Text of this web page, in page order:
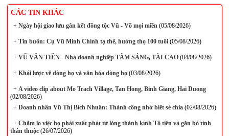
CÁC TIN KHÁC
+Ngày hội giao lưu gắn kết đồng tộc Vũ - Võ mọi miền(05/08/2026)
+Tin buồn: Cụ Vũ Minh Chính tạ thế, hưởng thọ 100 tuổi(05/08/2026)
+VŨ VĂN TIỀN - Nhà doanh nghiệp TÂM SÁNG, TÀI CAO(04/08/2026)
+Khái lược về dòng họ và văn hóa dòng họ(03/08/2026)
+A video clip about Mo Trach Village, Tan Hong, Binh Giang, Hai Duong
(02/08/2026)
+Doanh nhân Vũ Thị Bích Nhuần: Thành công nhờ biết sẻ chia(02/08/2026)
+Chăm lo việc họ phải xuất phát từ lòng thành kính Tổ tiên và gắn bó tình
thân thuộc(26/07/2026)